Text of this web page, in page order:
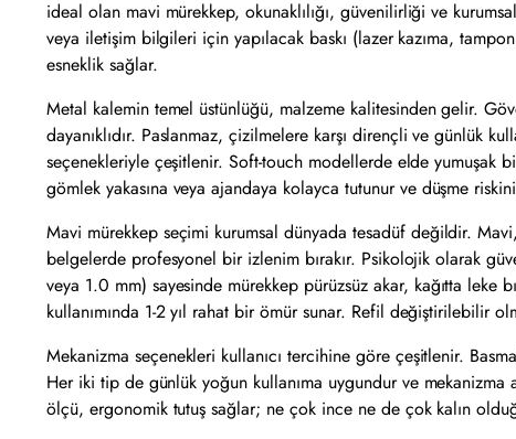
ideal olan mavi mürekkep, okunaklılığı, güvenilirliği ve
veya iletişim bilgileri için yapılacak baskı (lazer kazıma,
esneklik sağlar.
Metal kalemin temel üstünlüğü, malzeme kalitesinden gelir.
dayanıklıdır. Paslanmaz, çizilmelere karşı dirençli ve günlük
seçenekleriyle çeşitlenir. Soft-touch modellerde elde yumuşak
gömlek yakasına veya ajandaya kolayca tutunur ve düşme
Mavi mürekkep seçimi kurumsal dünyada tesadüf değildir.
belgelerde profesyonel bir izlenim bırakır. Psikolojik olarak
veya 1.0 mm) sayesinde mürekkep pürüzsüz akar, kağıtta leke
kullanımında 1-2 yıl rahat bir ömür sunar. Refil değiştirilebilir
Mekanizma seçenekleri kullanıcı tercihine göre çeşitlenir.
Her iki tip de günlük yoğun kullanıma uygundur ve mekanizma
ölçü, ergonomik tutuş sağlar; ne çok ince ne de çok kalın